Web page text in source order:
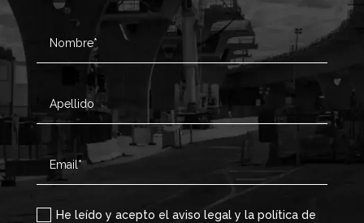
He leído y acepto el aviso legal y la política de